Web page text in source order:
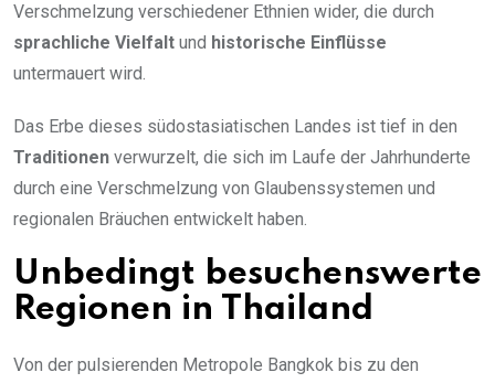
Verschmelzung verschiedener Ethnien wider, die durch
sprachliche Vielfalt und historische Einflüsse
untermauert wird.
Das Erbe dieses südostasiatischen Landes ist tief in den
Traditionen verwurzelt, die sich im Laufe der Jahrhunderte
durch eine Verschmelzung von Glaubenssystemen und
regionalen Bräuchen entwickelt haben.
Unbedingt besuchenswerte
Regionen in Thailand
Von der pulsierenden Metropole Bangkok bis zu den